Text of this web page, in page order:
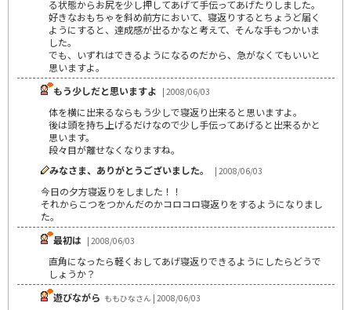
る状態からお尻を少し押してあげて手伝ってあげたりしました。
好きなおもちゃを斜め前方において、寝返りするとちょうど届く
ようにすると、達成感が出るかなと考えて、そんな手もつかいま
した。
でも、いずれはできるようになるのだから、急がなくてもいいと
思いますよ。
もう少しだと思いますよ | 2008/06/03
体を横に出来るならもう少しで寝返り出来ると思いますよ。
後は頭を持ち上げるだけなので少し手伝ってあげると出来るかと
思います。
段々目が離せなくなりますね。
みなさま、ありがとうございました。
| 2008/06/03
今日の夕方寝返りをしました！！
それからこつをつかんだのかコロコロ寝返りをするようになりまし
た。
最初は | 2008/06/03
直角になったら軽くおしてあげ寝返りできるようにしたらどうで
しょうか？
遊びながら ももひなさん | 2008/06/03